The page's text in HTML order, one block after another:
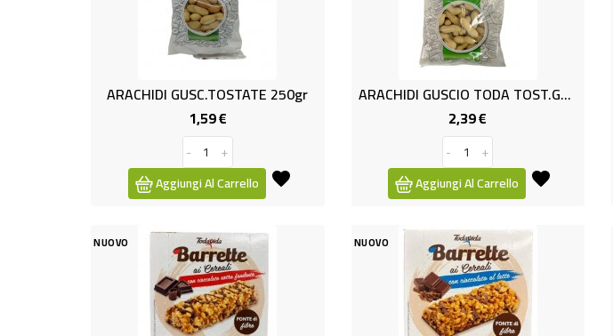
ARACHIDI GUSC.TOSTATE 250gr
1,59 €Prezzo
-
+
Aggiungi Al Carrello
ARACHIDI GUSCIO TODA TOST.G400
2,39 €
-
+
Aggiungi Al Carrello
NUOVO NUOVO